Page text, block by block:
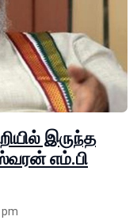
இருந்த
எம்.பி